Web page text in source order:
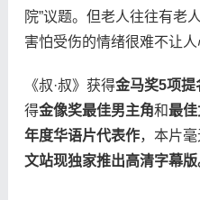
院”议题。但老人往往有老
害怕受伤的情绪很难不让人
《叔·叔》获得金马奖5项提
得金像奖最佳男主角和最
年度华语片代表作，本片毫
文站现独家推出高清字幕版